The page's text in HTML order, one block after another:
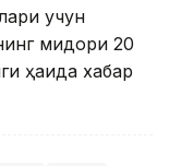
учун
миқдори 20
ҳақида хабар